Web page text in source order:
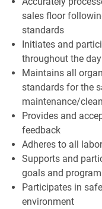
sales floor
standards
Initiates and
throughout the day
Maintains all
standards for the
maintenance/
Provides and
feedback
Adheres to all
Supports and
goals and
Participates in
environment